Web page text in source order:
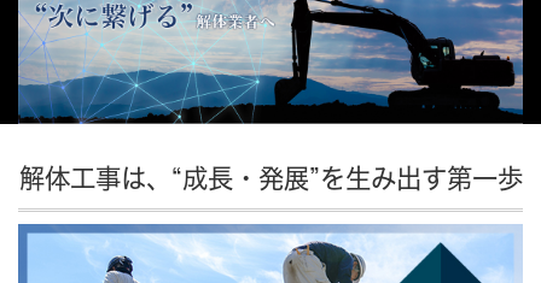
解体工事は、“成長・発展”を生み出す第一歩